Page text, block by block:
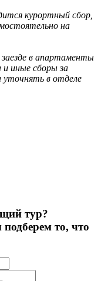
курортный сбор,
на
в апартаменты
и иные сборы за
уточнять в отделе
тур?
то, что